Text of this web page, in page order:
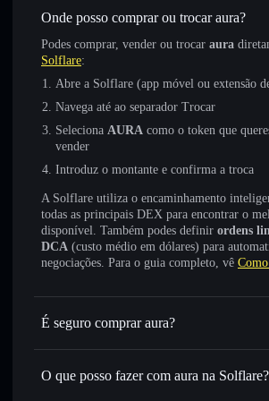
Onde posso comprar ou trocar aura?
Podes comprar, vender ou trocar aura
Solflare:
Abre a Solflare (app móvel ou extensão
Navega até ao separador Trocar
Seleciona AURA como o token que
vender
Introduz o montante e confirma a troca
A Solflare utiliza o encaminhamento
todas as principais DEX para encontrar o
disponível. Também podes definir ordens
DCA (custo médio em dólares) para
negociações. Para o guia completo, vê
É seguro comprar aura?
aura token verificado
O que posso fazer com aura na Solflare?